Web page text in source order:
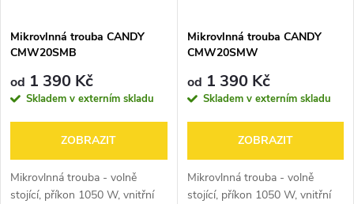
Mikrovlnná trouba CANDY
CMW20SMB
od 1 390 Kč
Skladem v externím skladu
ZOBRAZIT
Mikrovlnná trouba - volně
stojící, příkon 1050 W, vnitřní
Mikrovlnná trouba CANDY
CMW20SMW
od 1 390 Kč
Skladem v externím skladu
ZOBRAZIT
Mikrovlnná trouba - volně
stojící, příkon 1050 W, vnitřní